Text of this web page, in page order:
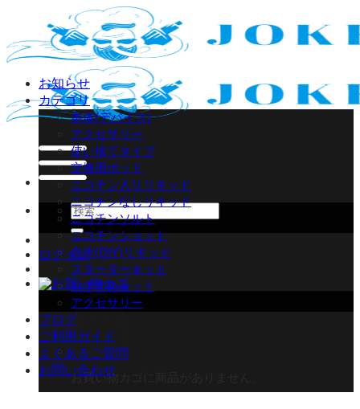
content
検
索
対
象:
ログイン
お買い物カゴに商品がありません。
お知らせ
カテゴリ
本体(デバイス)
アクセサリー
使い捨てタイプ
交換用ポッド
ニコチン入りリキッド
ニコチンなしリキッド
ニコチンソルト
ニコチンショット
自作(DIY)リキッド
スターターキット
おすすめセット
アクセサリー
ブログ
ご利用ガイド
よくあるご質問
お問い合わせ